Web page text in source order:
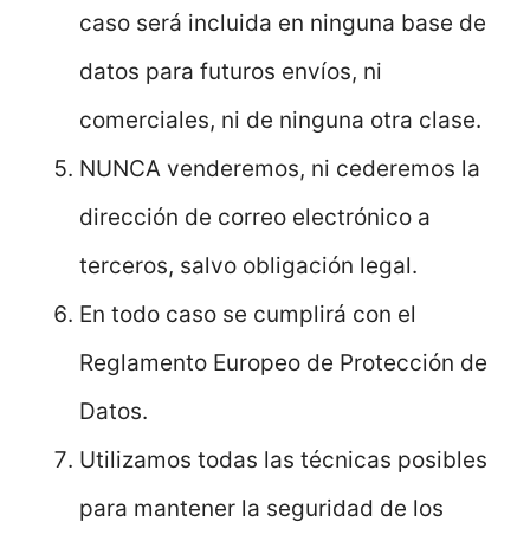
caso será incluida en ninguna base de
datos para futuros envíos, ni
comerciales, ni de ninguna otra clase.
NUNCA venderemos, ni cederemos la
dirección de correo electrónico a
terceros, salvo obligación legal.
En todo caso se cumplirá con el
Reglamento Europeo de Protección de
Datos.
Utilizamos todas las técnicas posibles
para mantener la seguridad de los